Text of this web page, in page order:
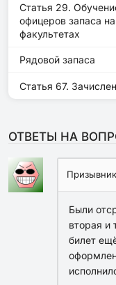
Статья 29.
офицеров запаса
факультетах
Рядовой запаса
Статья 67.
ОТВЕТЫ НА
Были
вторая и
билет